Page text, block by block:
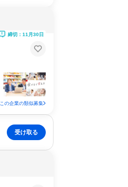
締切：11月30日
この企業の類似募集
受け取る